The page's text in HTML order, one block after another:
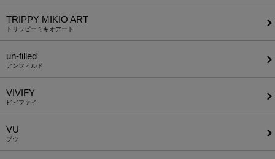
TRIPPY MIKIO ART
トリッピーミキオアート
un-filled
アンフィルド
VIVIFY
ビビファイ
VU
ブウ